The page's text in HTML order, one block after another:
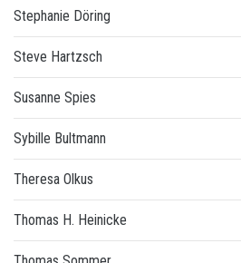
Stephanie Döring
Steve Hartzsch
Susanne Spies
Sybille Bultmann
Theresa Olkus
Thomas H. Heinicke